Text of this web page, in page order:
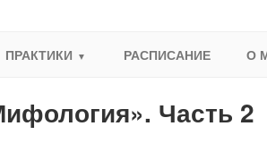
ПРАКТИКИ
РАСПИСАНИЕ О
Часть 2